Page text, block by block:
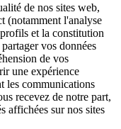
de nos sites web,
(notamment l'analyse
et la constitution
vos données
de vos
une expérience
les communications
recevez de notre part,
affichées sur nos sites